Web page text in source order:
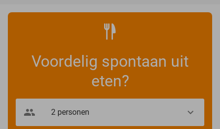
Voordelig spontaan uit
eten?